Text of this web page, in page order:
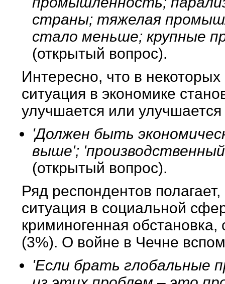
страны; тяжелая
стало меньше; крупные
(открытый вопрос).
Интересно, что в некоторых
ситуация в экономике
улучшается или
'Должен быть
выше';
(открытый вопрос).
Ряд респондентов
ситуация в социальной
криминогенная
(3%). О войне в Чечне
'Если брать глобальные